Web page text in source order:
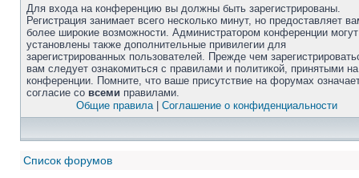
Для входа на конференцию вы должны быть зарегистрированы.
Регистрация занимает всего несколько минут, но предоставляет
более широкие возможности. Администратором конференции
установлены также дополнительные привилегии для
зарегистрированных пользователей. Прежде чем
вам следует ознакомиться с правилами и политикой, принятыми на
конференции. Помните, что ваше присутствие на форумах
согласие со всеми правилами.
Общие правила| Соглашение о конфиденциальности
Список форумов